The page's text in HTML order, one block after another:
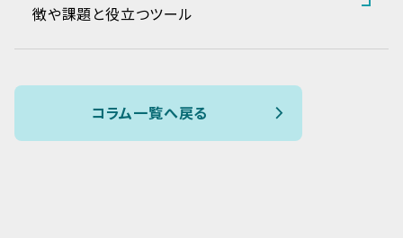
徴や課題と役立つツール
コラム一覧へ戻る